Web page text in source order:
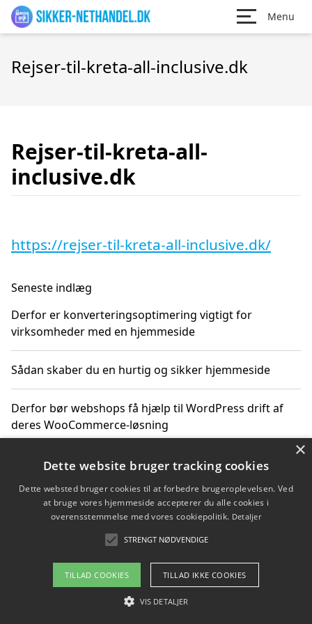
Menu
Rejser-til-kreta-all-inclusive.dk
Rejser-til-kreta-all-
inclusive.dk
https://rejser-til-kreta-all-inclusive.dk/
Seneste indlæg
Derfor er konverteringsoptimering vigtigt for
virksomheder med en hjemmeside
Sådan skaber du en hurtig og sikker hjemmeside
Derfor bør webshops få hjælp til WordPress drift af
deres WooCommerce-løsning
Sikker nethandel gør det lettere at købe barkflis online
Ting du bør vide før du vælger webbureau i Aarhus
Copyright 2026 - Pilanto Aps
Om / kontakt
Blog Betingelser
×
Dette website bruger tracking cookies
Dette websted bruger cookies til at forbedre brugeroplevelsen. Ved
at bruge vores hjemmeside accepterer du alle cookies i
overensstemmelse med vores cookiepolitik. Detaljer
STRENGT NØDVENDIGE
TILLAD COOKIES TILLAD IKKE COOKIES
VIS DETALJER